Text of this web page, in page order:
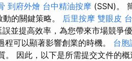
到府外燴 台中精油按摩 (SSN)。
的關鍵策略。 后里按摩 雙眼皮
並提高效率，為您帶來市場競爭
程可以顯著影響創業的時機。 台胞
因此，以下是所需提交文件的